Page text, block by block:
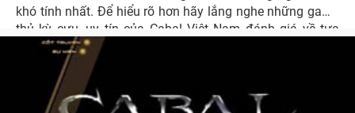
khó tính nhất. Để hiểu rõ hơn hãy lắng nghe những game
thủ kỳ cựu, uy tín của Cabal Việt Nam đánh giá về tựa
game này xem sao nhé.